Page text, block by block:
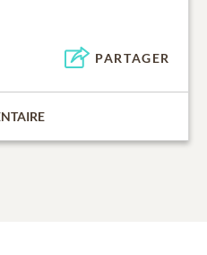
PARTAGER